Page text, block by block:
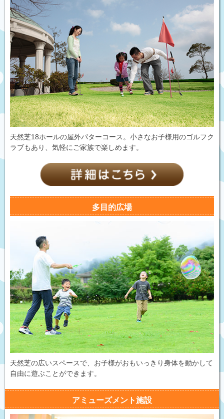
天然芝18ホールの屋外パターコース。小さなお子様用のゴルフク
ラブもあり、気軽にご家族で楽しめます。
多目的広場
天然芝の広いスペースで、お子様がおもいっきり身体を動かして
自由に遊ぶことができます。
アミューズメント施設